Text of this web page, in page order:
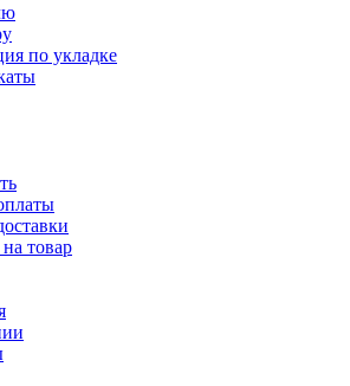
по укладке
товар